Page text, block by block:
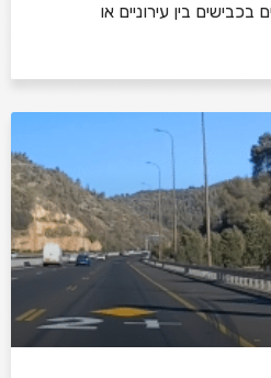
בין עירוניים או